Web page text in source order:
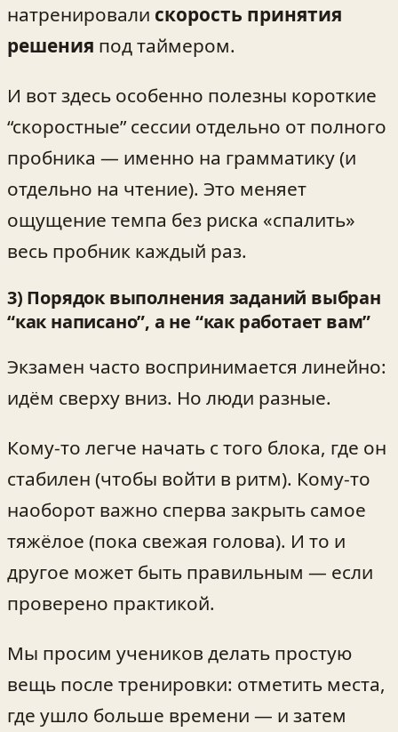
натренировали скорость принятия
решения под таймером.
И вот здесь особенно полезны короткие
“скоростные” сессии отдельно от полного
пробника — именно на грамматику (и
отдельно на чтение). Это меняет
ощущение темпа без риска «спалить»
весь пробник каждый раз.
3) Порядок выполнения заданий выбран
“как написано”, а не “как работает вам”
Экзамен часто воспринимается линейно:
идём сверху вниз. Но люди разные.
Кому-то легче начать с того блока, где он
стабилен (чтобы войти в ритм). Кому-то
наоборот важно сперва закрыть самое
тяжёлое (пока свежая голова). И то и
другое может быть правильным — если
проверено практикой.
Мы просим учеников делать простую
вещь после тренировки: отметить места,
где ушло больше времени — и затем